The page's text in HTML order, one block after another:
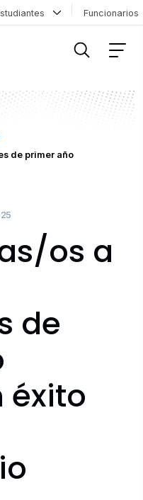
de primer año
os a
de
éxito